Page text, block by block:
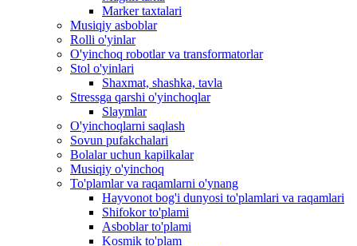
Marker taxtalari
Musiqiy asboblar
Rolli o'yinlar
O'yinchoq robotlar va transformatorlar
Stol o'yinlari
Shaxmat, shashka, tavla
Stressga qarshi o'yinchoqlar
Slaymlar
O'yinchoqlarni saqlash
Sovun pufakchalari
Bolalar uchun kapilkalar
Musiqiy o'yinchoq
To'plamlar va raqamlarni o'ynang
Hayvonot bog'i dunyosi to'plamlari va raqamlari
Shifokor to'plami
Asboblar to'plami
Kosmik to'plam